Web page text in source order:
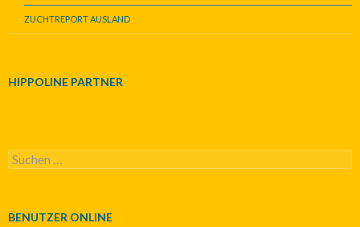
ZUCHTREPORT AUSLAND
HIPPOLINE PARTNER
S
u
e
BENUTZER ONLINE